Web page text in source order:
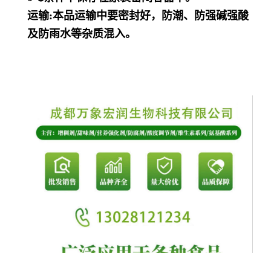
运输:本品运输中要密封好，防潮、防强碱强酸
及防雨水等杂质混入。